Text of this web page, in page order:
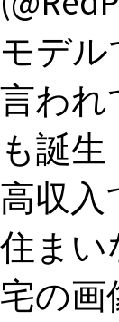
モデ
言われ
も誕
高収入
住まい
宅の画